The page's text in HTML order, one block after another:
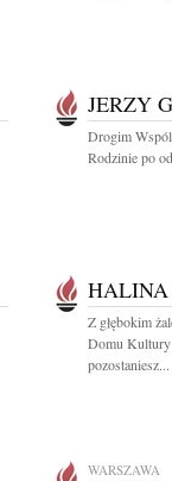
JERZY
Drogim
Rodzinie po
Z głębokim
Domu
pozostaniesz...
WARSZAWA